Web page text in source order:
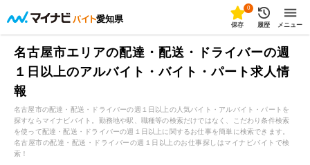
愛知県
0
保存 履歴 メニュー
名古屋市エリアの配達・配送・ドライバーの週
１日以上のアルバイト・バイト・パート求人情
報
名古屋市の配達・配送・ドライバーの週１日以上の人気バイト・アルバイト・パートを
探すならマイナビバイト。勤務地や駅、職種等の検索だけではなく、こだわり条件検索
を使って配達・配送・ドライバーの週１日以上に関するお仕事を簡単に検索できます。
名古屋市の配達・配送・ドライバーの週１日以上のお仕事探しはマイナビバイトで検
索！